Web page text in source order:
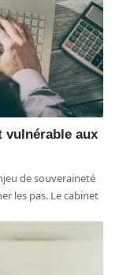
vulnérable aux
de souveraineté
les pas. Le cabinet